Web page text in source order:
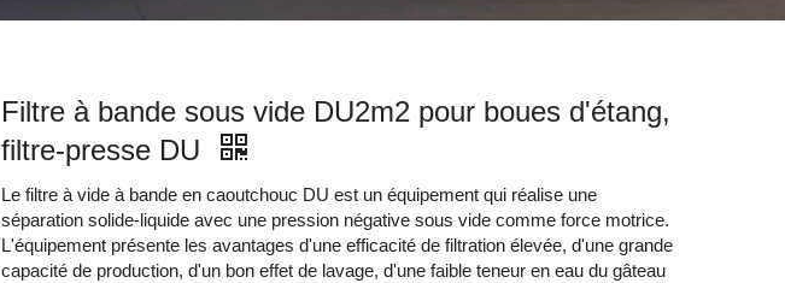
Filtre à bande sous vide DU2m2 pour boues d'étang,
filtre-presse DU
Le filtre à vide à bande en caoutchouc DU est un équipement qui réalise une
séparation solide-liquide avec une pression négative sous vide comme force motrice.
L'équipement présente les avantages d'une efficacité de filtration élevée, d'une grande
capacité de production, d'un bon effet de lavage, d'une faible teneur en eau du gâteau